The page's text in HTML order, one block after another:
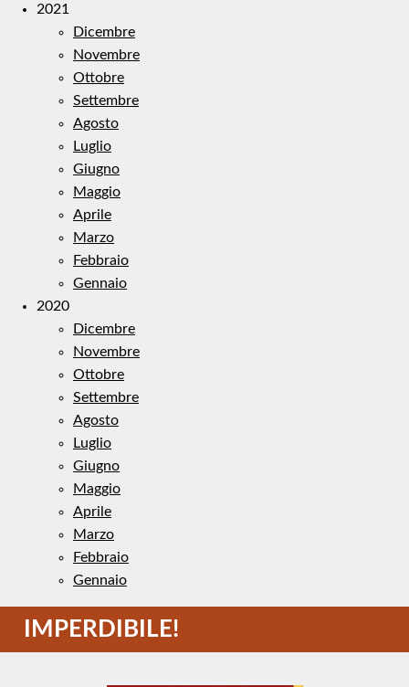
2021
Dicembre
Novembre
Ottobre
Settembre
Agosto
Luglio
Giugno
Maggio
Aprile
Marzo
Febbraio
Gennaio
2020
Dicembre
Novembre
Ottobre
Settembre
Agosto
Luglio
Giugno
Maggio
Aprile
Marzo
Febbraio
Gennaio
IMPERDIBILE!